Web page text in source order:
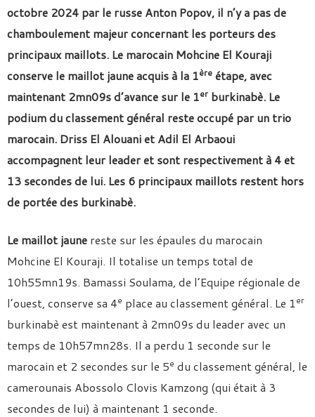
octobre 2024 par le russe Anton Popov, il n’y a pas de
chamboulement majeur concernant les porteurs des
principaux maillots. Le marocain Mohcine El Kouraji
conserve le maillot jaune acquis à la 1ère étape, avec
maintenant 2mn09s d’avance sur le 1er burkinabè. Le
podium du classement général reste occupé par un trio
marocain. Driss El Alouani et Adil El Arbaoui
accompagnent leur leader et sont respectivement à 4 et
13 secondes de lui. Les 6 principaux maillots restent hors
de portée des burkinabè.
Le maillot jaune reste sur les épaules du marocain
Mohcine El Kouraji. Il totalise un temps total de
10h55mn19s. Bamassi Soulama, de l’Equipe régionale de
l’ouest, conserve sa 4e place au classement général. Le 1er
burkinabè est maintenant à 2mn09s du leader avec un
temps de 10h57mn28s. Il a perdu 1 seconde sur le
marocain et 2 secondes sur le 5e du classement général, le
camerounais Abossolo Clovis Kamzong (qui était à 3
secondes de lui) à maintenant 1 seconde.